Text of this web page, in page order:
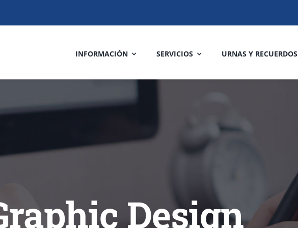
INFORMACIÓN SERVICIOS URNAS Y RECUERDOS
Design